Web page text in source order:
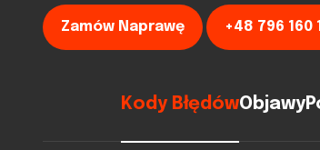
Zamów Naprawę +48 796 160
Kody BłędówObjawy